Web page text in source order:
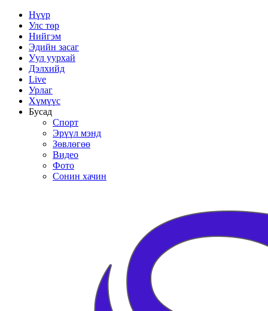
Нүүр
Улс төр
Нийгэм
Эдийн засаг
Уул уурхай
Дэлхийд
Live
Урлаг
Хүмүүс
Бусад
Спорт
Эрүүл мэнд
Зөвлөгөө
Видео
Фото
Сонин хачин